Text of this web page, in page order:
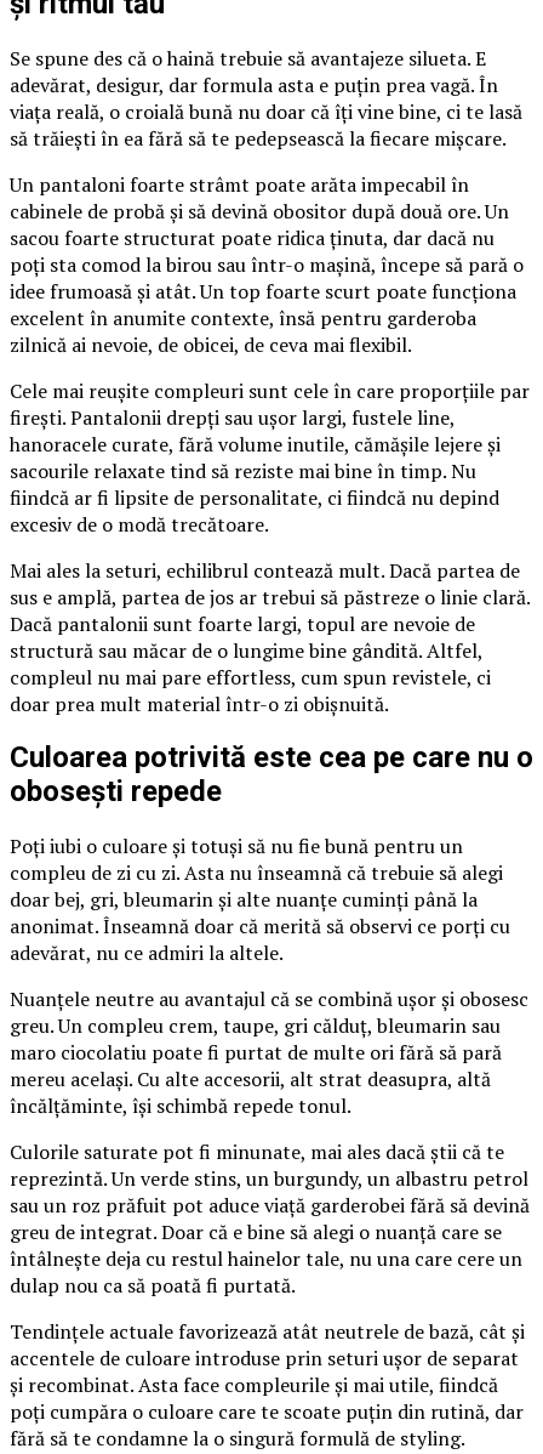
Se spune des că o haină trebuie să avantajeze silueta. E
adevărat, desigur, dar formula asta e puțin prea vagă. În
viața reală, o croială bună nu doar că îți vine bine, ci te lasă
să trăiești în ea fără să te pedepsească la fiecare mișcare.
Un pantaloni foarte strâmt poate arăta impecabil în
cabinele de probă și să devină obositor după două ore. Un
sacou foarte structurat poate ridica ținuta, dar dacă nu
poți sta comod la birou sau într-o mașină, începe să pară o
idee frumoasă și atât. Un top foarte scurt poate funcționa
excelent în anumite contexte, însă pentru garderoba
zilnică ai nevoie, de obicei, de ceva mai flexibil.
Cele mai reușite compleuri sunt cele în care proporțiile par
firești. Pantalonii drepți sau ușor largi, fustele line,
hanoracele curate, fără volume inutile, cămășile lejere și
sacourile relaxate tind să reziste mai bine în timp. Nu
fiindcă ar fi lipsite de personalitate, ci fiindcă nu depind
excesiv de o modă trecătoare.
Mai ales la seturi, echilibrul contează mult. Dacă partea de
sus e amplă, partea de jos ar trebui să păstreze o linie clară.
Dacă pantalonii sunt foarte largi, topul are nevoie de
structură sau măcar de o lungime bine gândită. Altfel,
compleul nu mai pare effortless, cum spun revistele, ci
doar prea mult material într-o zi obișnuită.
Culoarea potrivită este cea pe care nu o
obosești repede
Poți iubi o culoare și totuși să nu fie bună pentru un
compleu de zi cu zi. Asta nu înseamnă că trebuie să alegi
doar bej, gri, bleumarin și alte nuanțe cuminți până la
anonimat. Înseamnă doar că merită să observi ce porți cu
adevărat, nu ce admiri la altele.
Nuanțele neutre au avantajul că se combină ușor și obosesc
greu. Un compleu crem, taupe, gri călduț, bleumarin sau
maro ciocolatiu poate fi purtat de multe ori fără să pară
mereu același. Cu alte accesorii, alt strat deasupra, altă
încălțăminte, își schimbă repede tonul.
Culorile saturate pot fi minunate, mai ales dacă știi că te
reprezintă. Un verde stins, un burgundy, un albastru petrol
sau un roz prăfuit pot aduce viață garderobei fără să devină
greu de integrat. Doar că e bine să alegi o nuanță care se
întâlnește deja cu restul hainelor tale, nu una care cere un
dulap nou ca să poată fi purtată.
Tendințele actuale favorizează atât neutrele de bază, cât și
accentele de culoare introduse prin seturi ușor de separat
și recombinat. Asta face compleurile și mai utile, fiindcă
poți cumpăra o culoare care te scoate puțin din rutină, dar
fără să te condamne la o singură formulă de styling.